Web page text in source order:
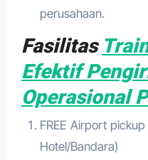
perusahaan.
Fasilitas
Efektif
Operasional
FREE Airport
Hotel/Bandara)